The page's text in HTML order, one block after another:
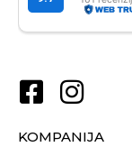
KOMPANIJA